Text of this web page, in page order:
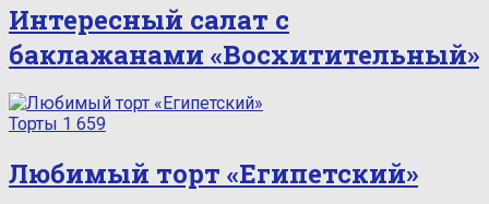
Интересный салат с
баклажанами «Восхитительный»
Торты 1 659
Любимый торт «Египетский»